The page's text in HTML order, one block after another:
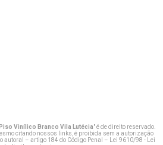
Vinílico Branco Vila Lutécia" é de direito reservado.
citando nossos links, é proibida sem a autorização
autoral – artigo 184 do Código Penal –
Lei 9610/98 - Lei